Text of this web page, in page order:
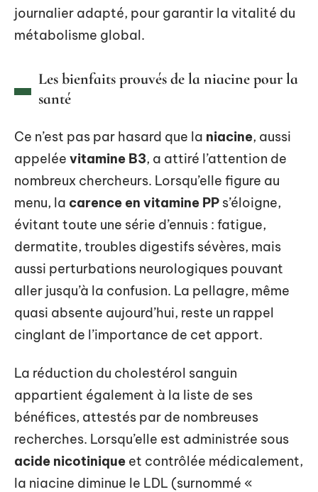
journalier adapté, pour garantir la vitalité du
métabolisme global.
Les bienfaits prouvés de la niacine pour la
santé
Ce n’est pas par hasard que la niacine, aussi
appelée vitamine B3, a attiré l’attention de
nombreux chercheurs. Lorsqu’elle figure au
menu, la carence en vitamine PP s’éloigne,
évitant toute une série d’ennuis : fatigue,
dermatite, troubles digestifs sévères, mais
aussi perturbations neurologiques pouvant
aller jusqu’à la confusion. La pellagre, même
quasi absente aujourd’hui, reste un rappel
cinglant de l’importance de cet apport.
La réduction du cholestérol sanguin
appartient également à la liste de ses
bénéfices, attestés par de nombreuses
recherches. Lorsqu’elle est administrée sous
acide nicotinique et contrôlée médicalement,
la niacine diminue le LDL (surnommé «